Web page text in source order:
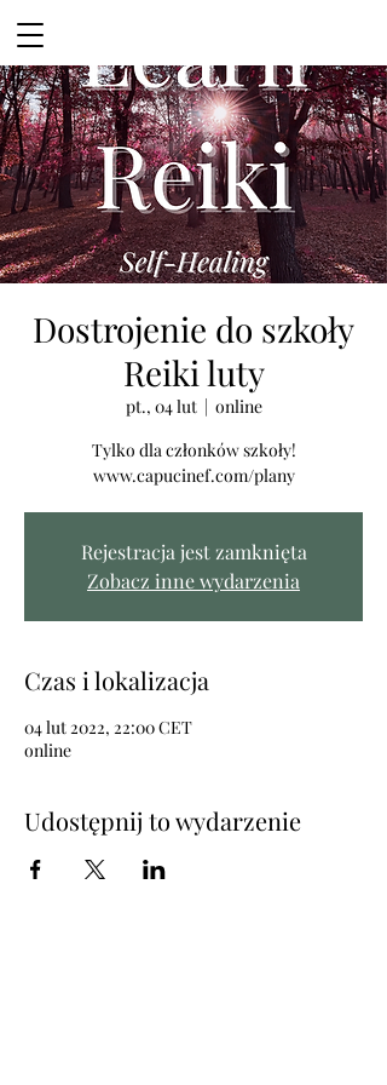
Dostrojenie do szkoły
Reiki luty
pt., 04 lut
  |
online
Tylko dla członków szkoły!
www.capucinef.com/plany
Rejestracja jest zamknięta
Zobacz inne wydarzenia
Czas i lokalizacja
04 lut 2022, 22:00 CET
online
Udostępnij to wydarzenie